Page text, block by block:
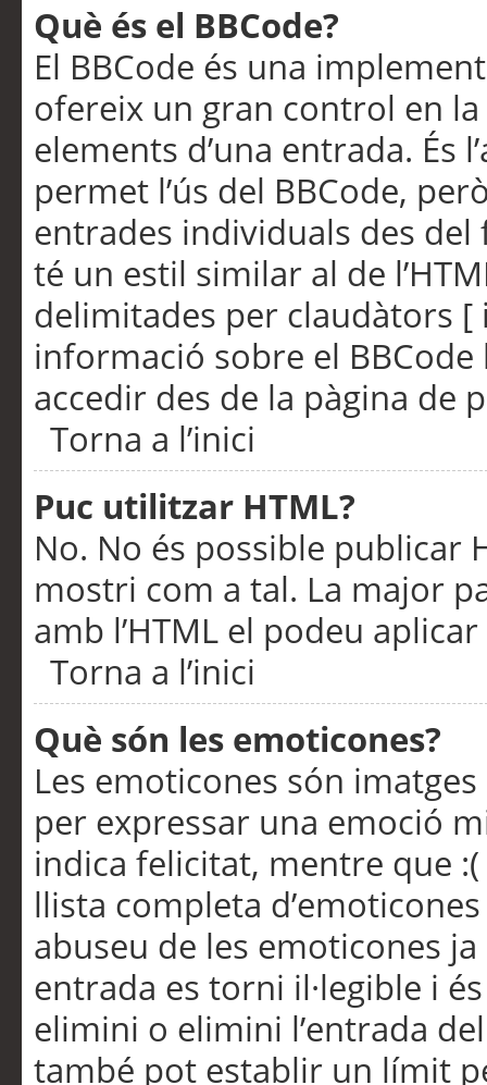
Què és el BBCode?
El BBCode és una
ofereix un gran control en
elements d’una entrada. És
permet l’ús del BBCode,
entrades individuals des
té un estil similar al de
delimitades per claudàtors [
informació sobre el
accedir des de la pàgina de
Torna a l’inici
Puc utilitzar HTML?
No. No és possible publicar
mostri com a tal. La major
amb l’HTML el podeu
Torna a l’inici
Què són les emoticones?
Les emoticones són
per expressar una emoció
indica felicitat, mentre que
llista completa
abuseu de les emoticones
entrada es torni il·legible i
elimini o elimini l’entrada
també pot establir un límit